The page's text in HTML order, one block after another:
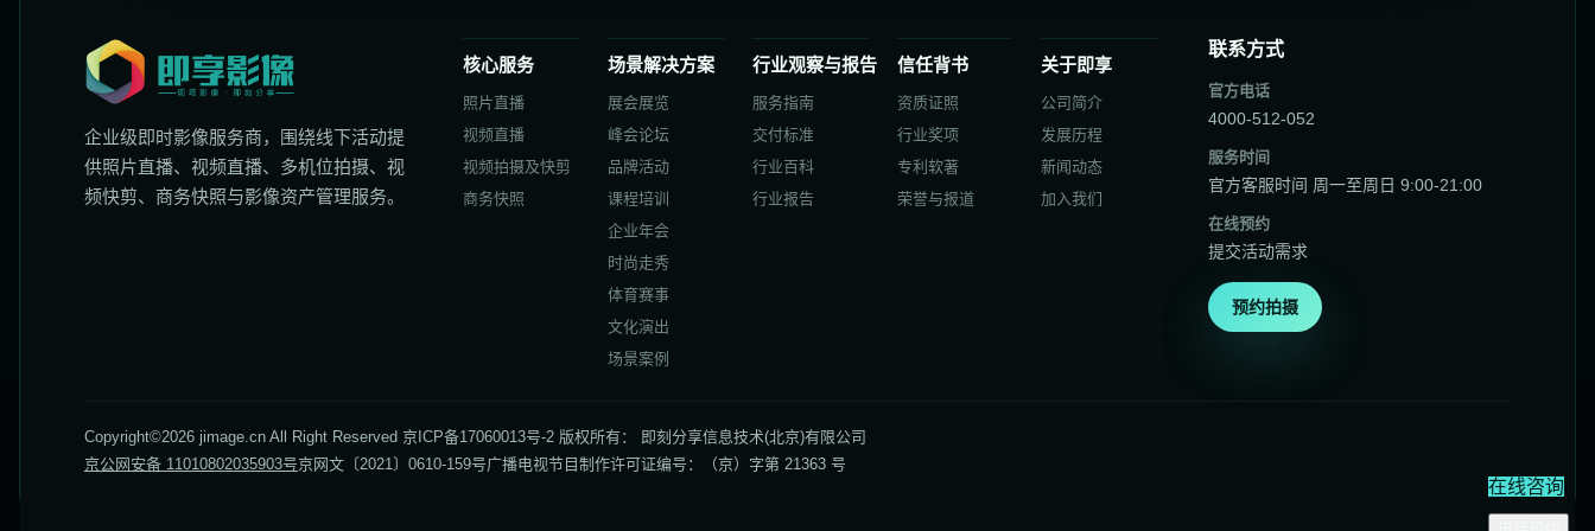
企业级即时影像服务商，围绕线下活动提
供照片直播、视频直播、多机位拍摄、视
频快剪、商务快照与影像资产管理服务。
核心服务
照片直播
视频直播
视频拍摄及快剪
商务快照
场景解决方案
展会展览
峰会论坛
品牌活动
课程培训
企业年会
时尚走秀
体育赛事
文化演出
场景案例
行业观察与报告
服务指南
交付标准
行业百科
行业报告
信任背书
资质证照
行业奖项
专利软著
荣誉与报道
关于即享
公司简介
发展历程
新闻动态
加入我们
联系方式
官方电话
4000-512-052
服务时间
官方客服时间 周一至周日 9:00-21:00
在线预约
提交活动需求
预约拍摄
Copyright©2026 jimage.cn All Right Reserved 京ICP备17060013号-2 版权所有： 即刻分享信息技术(北京)有限公司
京公网安备 11010802035903号京网文〔2021〕0610-159号广播电视节目制作许可证编号：（京）字第 21363 号
在线咨询